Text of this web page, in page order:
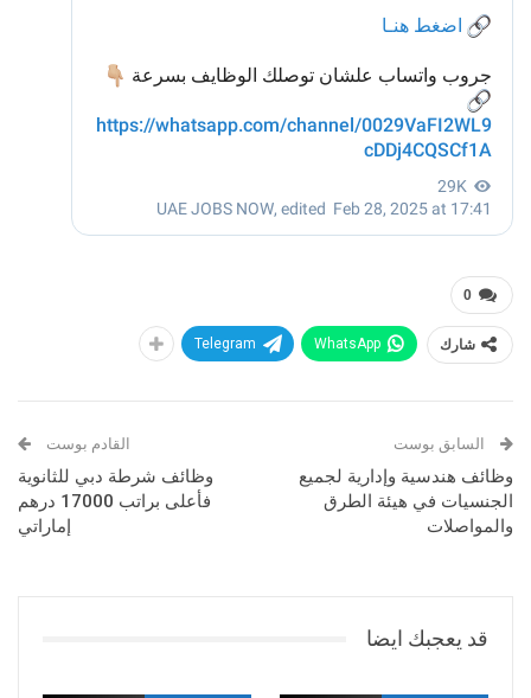
0
شارك WhatsApp
Telegram
السابق بوست
وظائف هندسية وإدارية لجميع
الجنسيات في هيئة الطرق
والمواصلات
القادم بوست
وظائف شرطة دبي للثانوية
فأعلى براتب 17000 درهم
إماراتي
قد يعجبك ايضا